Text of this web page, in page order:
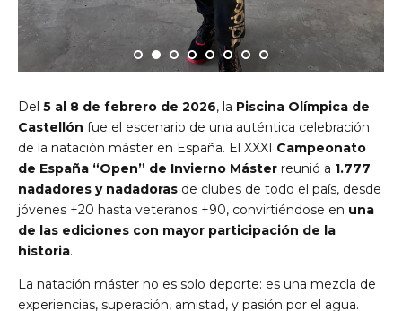
Del 5 al 8 de febrero de 2026, la Piscina Olímpica de
Castellón fue el escenario de una auténtica celebración
de la natación máster en España. El XXXI Campeonato
de España “Open” de Invierno Máster reunió a 1.777
nadadores y nadadoras de clubes de todo el país, desde
jóvenes +20 hasta veteranos +90, convirtiéndose en una
de las ediciones con mayor participación de la
historia.
La natación máster no es solo deporte: es una mezcla de
experiencias, superación, amistad, y pasión por el agua.